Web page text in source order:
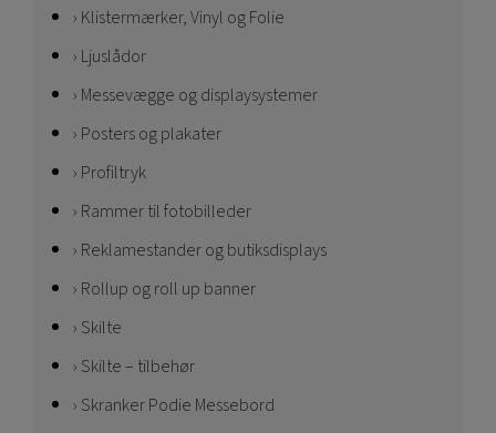
Klistermærker, Vinyl og Folie
Ljuslådor
Messevægge og displaysystemer
Posters og plakater
Profiltryk
Rammer til fotobilleder
Reklamestander og butiksdisplays
Rollup og roll up banner
Skilte
Skilte – tilbehør
Skranker Podie Messebord